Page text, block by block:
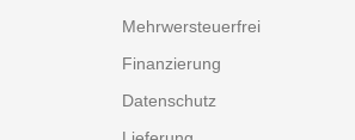
Mehrwersteuerfrei
Finanzierung
Datenschutz